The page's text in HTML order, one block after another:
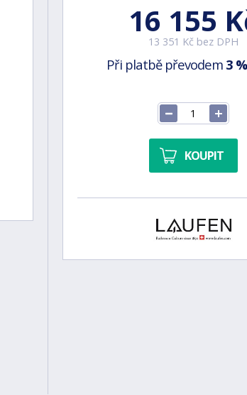
16 155
13 351 Kč bez DPH
Při platbě převodem 3
KOUPIT